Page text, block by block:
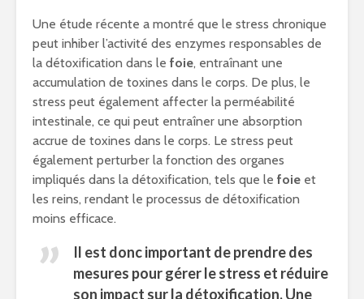
Une étude récente a montré que le stress chronique
peut inhiber l’activité des enzymes responsables de
la détoxification dans le foie, entraînant une
accumulation de toxines dans le corps. De plus, le
stress peut également affecter la perméabilité
intestinale, ce qui peut entraîner une absorption
accrue de toxines dans le corps. Le stress peut
également perturber la fonction des organes
impliqués dans la détoxification, tels que le foie et
les reins, rendant le processus de détoxification
moins efficace.
Il est donc important de prendre des
mesures pour gérer le stress et réduire
son impact sur la détoxification. Une